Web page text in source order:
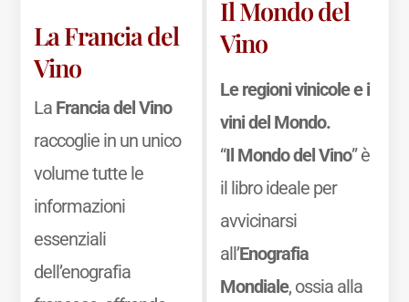
La Francia del
Vino
La Francia del Vino
raccoglie in un unico
volume tutte le
informazioni
essenziali
dell’enografia
Il Mondo del
Vino
Le regioni vinicole e i
vini del Mondo.
“Il Mondo del Vino” è
il libro ideale per
avvicinarsi
all’Enografia
Mondiale, ossia alla